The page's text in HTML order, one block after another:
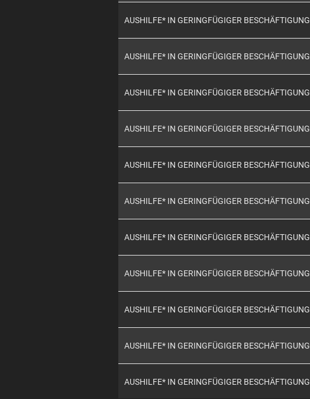
AUSHILFE* IN GERINGFÜGIGER BESCHÄFTIGUNG
AUSHILFE* IN GERINGFÜGIGER BESCHÄFTIGUNG
AUSHILFE* IN GERINGFÜGIGER BESCHÄFTIGUNG
AUSHILFE* IN GERINGFÜGIGER BESCHÄFTIGUNG
AUSHILFE* IN GERINGFÜGIGER BESCHÄFTIGUNG
AUSHILFE* IN GERINGFÜGIGER BESCHÄFTIGUNG
AUSHILFE* IN GERINGFÜGIGER BESCHÄFTIGUNG
AUSHILFE* IN GERINGFÜGIGER BESCHÄFTIGUNG
AUSHILFE* IN GERINGFÜGIGER BESCHÄFTIGUNG
AUSHILFE* IN GERINGFÜGIGER BESCHÄFTIGUNG
AUSHILFE* IN GERINGFÜGIGER BESCHÄFTIGUNG